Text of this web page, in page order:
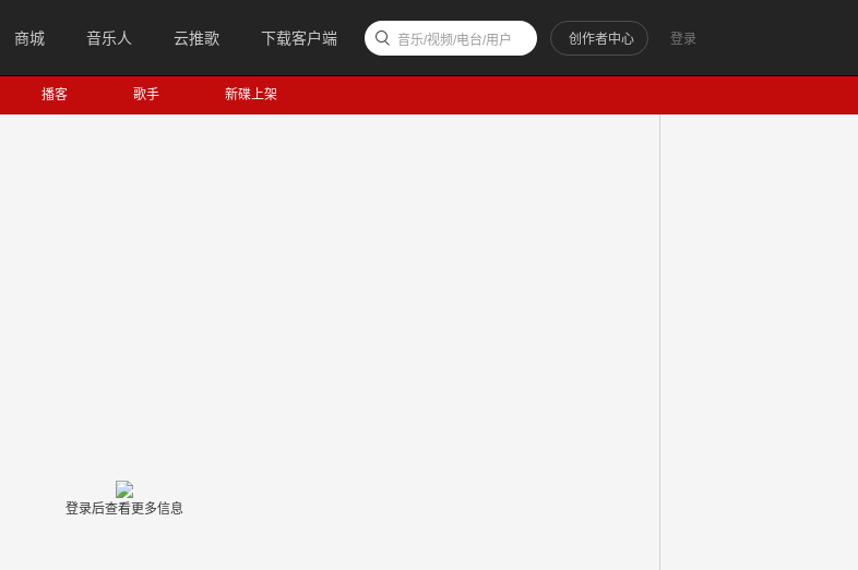
商城 音乐人 云推歌 下载客户端 登录
创作者中心
音乐/视频/电台/用户
播客 歌手 新碟上架